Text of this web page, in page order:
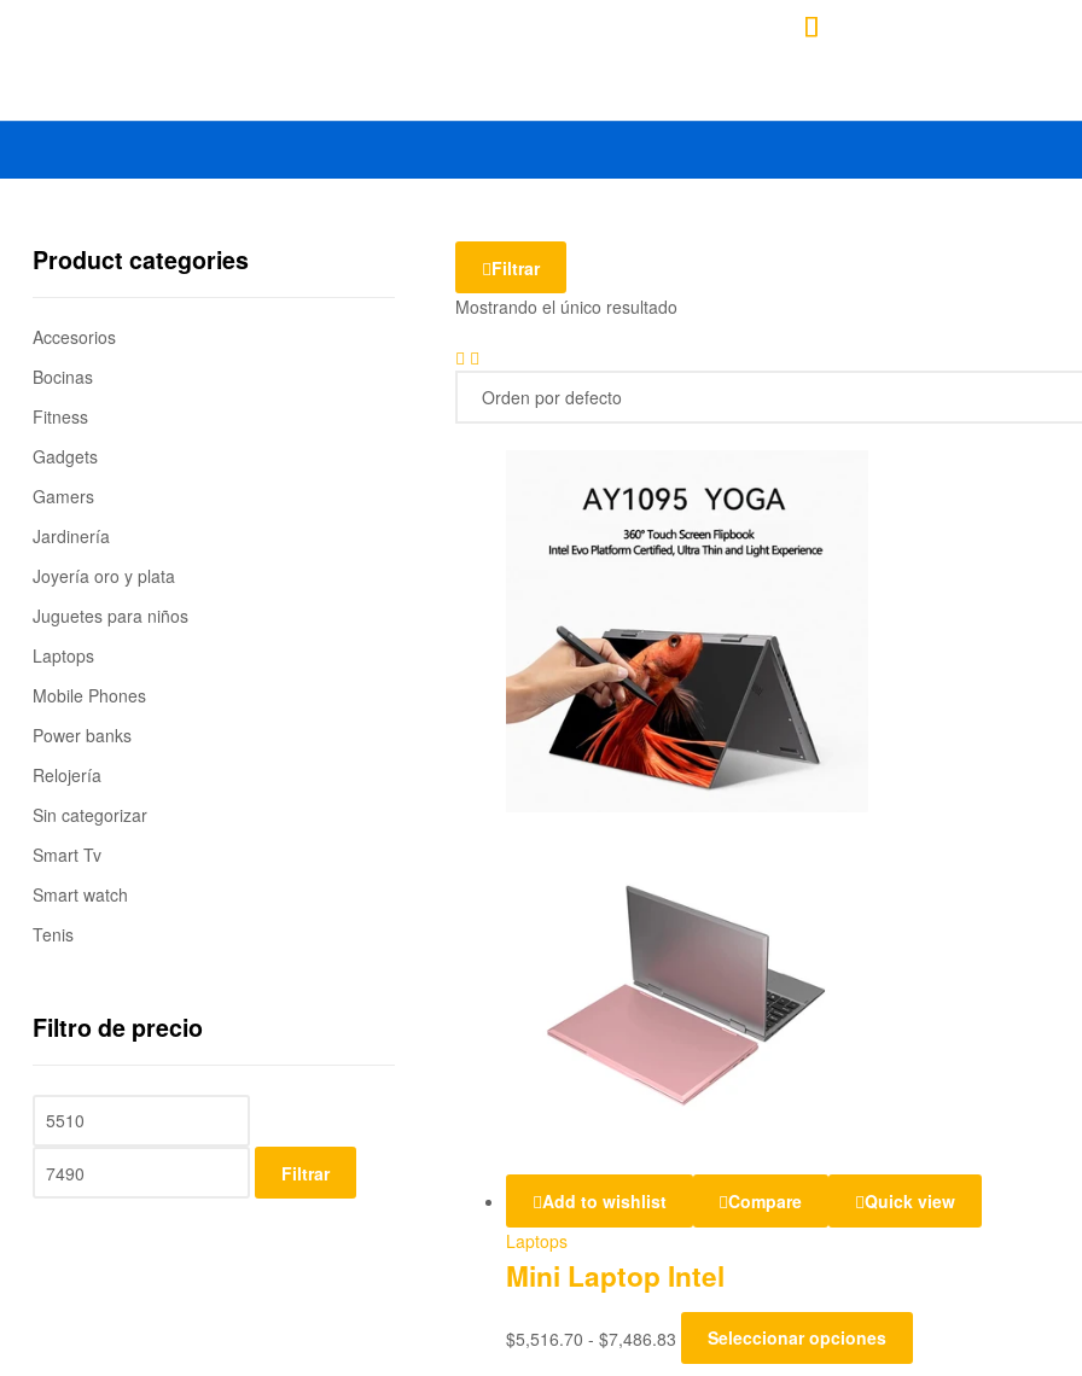
Filtrar
Mostrando el único resultado
Add to wishlist Compare
Quick view
Laptops
Mini Laptop Intel
$5,516.70 - $7,486.83 Seleccionar opciones
Product categories
Accesorios
Bocinas
Fitness
Gadgets
Gamers
Jardinería
Joyería oro y plata
Juguetes para niños
Laptops
Mobile Phones
Power banks
Relojería
Sin categorizar
Smart Tv
Smart watch
Tenis
Filtro de precio
Filtrar